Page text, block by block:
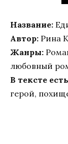
Название:
Автор: Рина
Жанры:
любовный
В тексте
герой,